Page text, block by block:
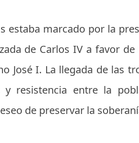
estaba marcado por la
de Carlos IV a favor
José I. La llegada de las
resistencia entre la
de preservar la